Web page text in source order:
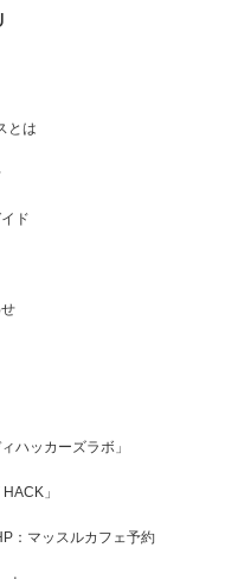
」舞台挨拶へマッスルプラ
COOL JAPAN 」にてマッス
に…
とは
ド
ハッカーズラボ」
」
：マッスルカフェ予約